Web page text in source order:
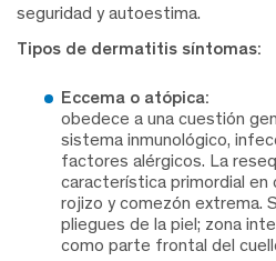
seguridad y autoestima.
Tipos de dermatitis síntomas:
Eccema o atópica:
obedece a una cuestión
sistema inmunológico,
factores alérgicos. La
característica primordial en
rojizo y comezón extrema.
pliegues de la piel; zona
como parte frontal del